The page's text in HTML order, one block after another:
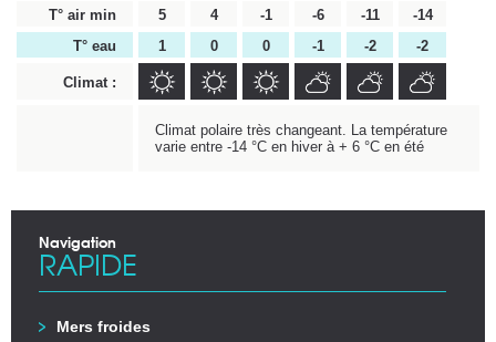
T° air min
5 4 -1 -6 -11
-14
T° eau
1 0 0 -1 -2 -2
Climat :
Climat polaire très changeant. La température
varie entre -14 °C en hiver à + 6 °C en été
Navigation
RAPIDE
Mers froides